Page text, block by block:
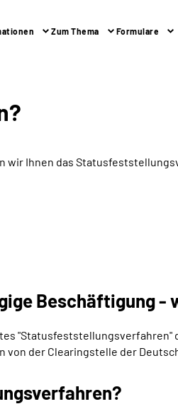
Zum Thema Formulare
wir Ihnen das
Beschäftigung -
der Clearingstelle der